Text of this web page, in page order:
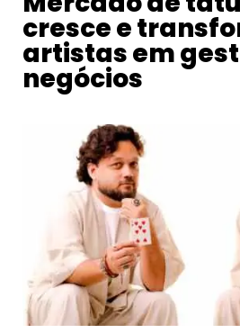
cresce e
artistas em
negócios